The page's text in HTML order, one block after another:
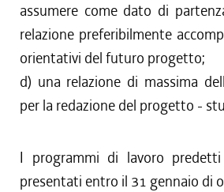
assumere come dato di
relazione preferibilmente
orientativi del futuro progetto;
d) una relazione di massima
per la redazione del progetto -
I programmi di lavoro predetti
presentati entro il 31 gennaio di